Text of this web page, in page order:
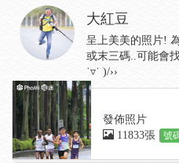
大紅豆
呈上美美的照片!
或末三碼..可能會
˙▿˙ )/››
發佈照片
11833張
號